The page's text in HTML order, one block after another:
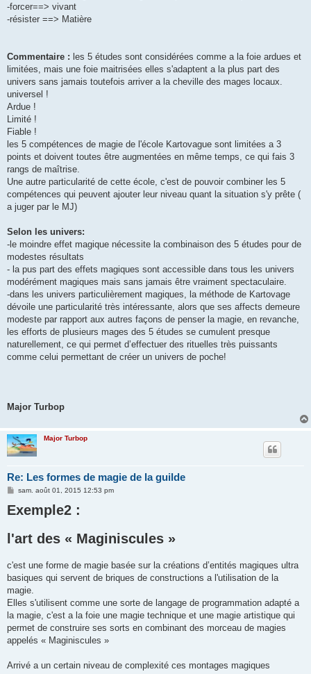
-forcer==> vivant
-résister ==> Matière
Commentaire : les 5 études sont considérées comme a la foie ardues et
limitées, mais une foie maitrisées elles s'adaptent a la plus part des
univers sans jamais toutefois arriver a la cheville des mages locaux.
universel !
Ardue !
Limité !
Fiable !
les 5 compétences de magie de l'école Kartovague sont limitées a 3
points et doivent toutes être augmentées en même temps, ce qui fais 3
rangs de maîtrise.
Une autre particularité de cette école, c'est de pouvoir combiner les 5
compétences qui peuvent ajouter leur niveau quant la situation s'y prête (
a juger par le MJ)
Selon les univers:
-le moindre effet magique nécessite la combinaison des 5 études pour de
modestes résultats
- la pus part des effets magiques sont accessible dans tous les univers
modérément magiques mais sans jamais être vraiment spectaculaire.
-dans les univers particulièrement magiques, la méthode de Kartovage
dévoile une particularité très intéressante, alors que ses affects demeure
modeste par rapport aux autres façons de penser la magie, en revanche,
les efforts de plusieurs mages des 5 études se cumulent presque
naturellement, ce qui permet d’effectuer des rituelles très puissants
comme celui permettant de créer un univers de poche!
Major Turbop
Major Turbop
Re: Les formes de magie de la guilde
M
s
s
e
sam. août 01, 2015 12:53 pm
Exemple2 :
l'art des « Maginiscules »
c'est une forme de magie basée sur la créations d’entités magiques ultra
basiques qui servent de briques de constructions a l'utilisation de la
magie.
Elles s'utilisent comme une sorte de langage de programmation adapté a
la magie, c'est a la foie une magie technique et une magie artistique qui
permet de construire ses sorts en combinant des morceau de magies
appelés « Maginiscules »
Arrivé a un certain niveau de complexité ces montages magiques